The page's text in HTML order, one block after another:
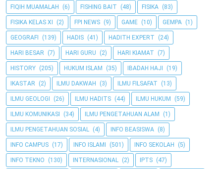
FIQIH MUAMALAH (6) FISHING BAIT (48) FISIKA (83)
FISIKA KELAS XI (2) FPI NEWS (9) GAME (10) GEMPA (1)
GEOGRAFI (139) HADIS (41) HADITH EXPERT (24)
HARI BESAR (7) HARI GURU (2) HARI KIAMAT (7)
HISTORY (205) HUKUM ISLAM (35) IBADAH HAJI (19)
IKASTAR (2) ILMU DAKWAH (3) ILMU FILSAFAT (13)
ILMU GEOLOGI (26) ILMU HADITS (44) ILMU HUKUM (59)
ILMU KOMUNIKASI (34) ILMU PENGETAHUAN ALAM (1)
ILMU PENGETAHUAN SOSIAL (4) INFO BEASISWA (8)
INFO CAMPUS (17) INFO ISLAMI (501) INFO SEKOLAH (5)
INFO TEKNO (130) INTERNASIONAL (2) IPTS (47)